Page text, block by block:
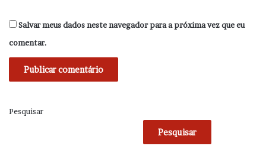
Salvar meus dados neste navegador para a próxima vez que eu
comentar.
Pesquisar
Pesquisar